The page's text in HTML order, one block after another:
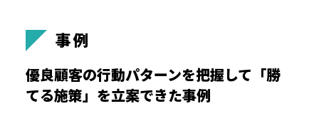
事例
優良顧客の行動パターンを把握して「勝
てる施策」を立案できた事例